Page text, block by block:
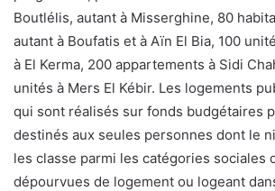
Boutlélis, autant à Misserghine, 80
autant à Boufatis et à Aïn El Bia, 100
à El Kerma, 200 appartements à Sidi
unités à Mers El Kébir. Les logements
qui sont réalisés sur fonds budgétaires
destinés aux seules personnes dont le
les classe parmi les catégories sociales
dépourvues de logement ou logeant